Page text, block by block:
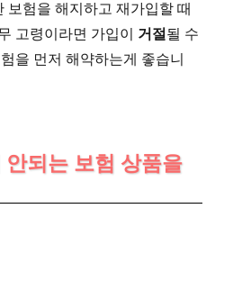
보험을 해지하고 재가입할 때
고령이라면 가입이 거절될 수
을 먼저 해약하는게 좋습니
되는 보험 상품을